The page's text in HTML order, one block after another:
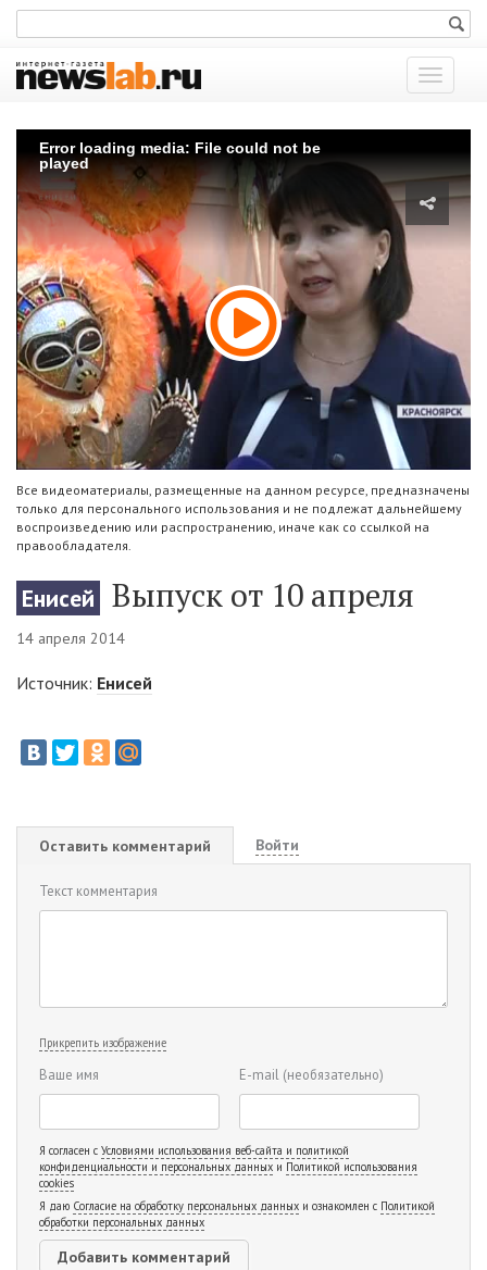
Показать
меню
Error loading media: File could not be
played
Все видеоматериалы, размещенные на данном ресурсе, предназначены
только для персонального использования и не подлежат дальнейшему
воспроизведению или распространению, иначе как со ссылкой на
правообладателя.
Енисей Выпуск от 10 апреля
14 апреля 2014
Источник: Енисей
Оставить комментарий Войти
Текст комментария
Прикрепить изображение
Ваше имя E-mail (необязательно)
Я согласен с Условиями использования веб-сайта и политикой
конфиденциальности и персональных данных и Политикой использования
cookies
Я даю Согласие на обработку персональных данных и ознакомлен с Политикой
обработки персональных данных